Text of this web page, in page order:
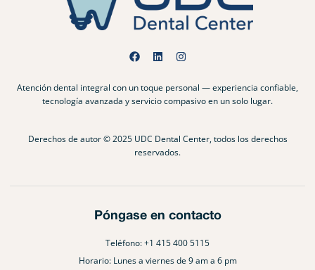
Atención dental integral con un toque personal — experiencia confiable,
tecnología avanzada y servicio compasivo en un solo lugar.
Derechos de autor © 2025 UDC Dental Center, todos los derechos
reservados.
Póngase en contacto
Teléfono: +1 415 400 5115
Horario: Lunes a viernes de 9 am a 6 pm